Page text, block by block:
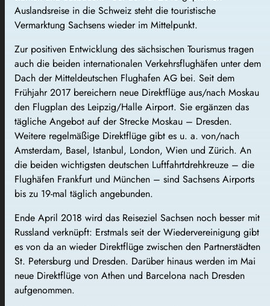
Auslandsreise in die Schweiz steht die touristische
Vermarktung Sachsens wieder im Mittelpunkt.
Zur positiven Entwicklung des sächsischen Tourismus tragen
auch die beiden internationalen Verkehrsflughäfen unter dem
Dach der Mitteldeutschen Flughafen AG bei. Seit dem
Frühjahr 2017 bereichern neue Direktflüge aus/nach Moskau
den Flugplan des Leipzig/Halle Airport. Sie ergänzen das
tägliche Angebot auf der Strecke Moskau – Dresden.
Weitere regelmäßige Direktflüge gibt es u. a. von/nach
Amsterdam, Basel, Istanbul, London, Wien und Zürich. An
die beiden wichtigsten deutschen Luftfahrtdrehkreuze – die
Flughäfen Frankfurt und München – sind Sachsens Airports
bis zu 19-mal täglich angebunden.
Ende April 2018 wird das Reiseziel Sachsen noch besser mit
Russland verknüpft: Erstmals seit der Wiedervereinigung gibt
es von da an wieder Direktflüge zwischen den Partnerstädten
St. Petersburg und Dresden. Darüber hinaus werden im Mai
neue Direktflüge von Athen und Barcelona nach Dresden
aufgenommen.